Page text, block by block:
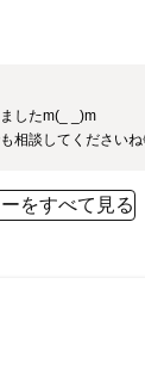
したm(_ _)m
相談してください
をすべて見る